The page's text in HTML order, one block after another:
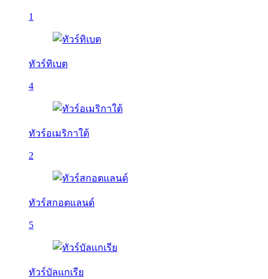
1
ทัวร์ทิเบต
4
ทัวร์อเมริกาใต้
2
ทัวร์สกอตแลนด์
5
ทัวร์บัลเเกเรีย